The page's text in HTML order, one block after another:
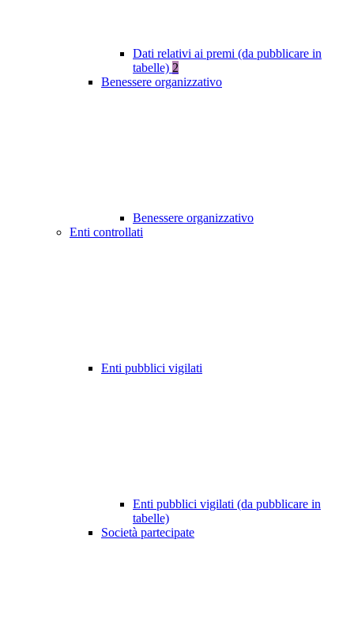
Dati relativi ai premi (da pubblicare in
tabelle) 2
Benessere organizzativo
Benessere organizzativo
Enti controllati
Enti pubblici vigilati
Enti pubblici vigilati (da pubblicare in
tabelle)
Società partecipate